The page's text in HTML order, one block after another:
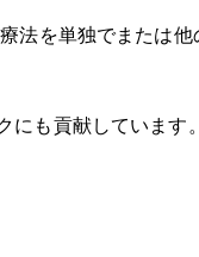
法を単独でまたは
も貢献していま